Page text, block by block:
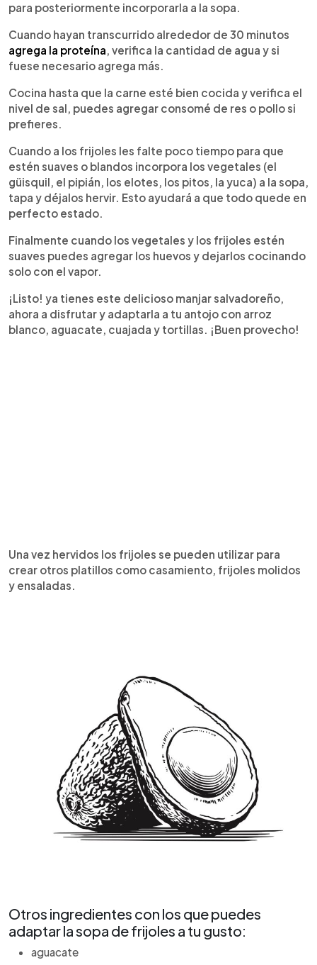
para posteriormente incorporarla a la sopa.
Cuando hayan transcurrido alrededor de 30 minutos
agrega la proteína, verifica la cantidad de agua y si
fuese necesario agrega más.
Cocina hasta que la carne esté bien cocida y verifica el
nivel de sal, puedes agregar consomé de res o pollo si
prefieres.
Cuando a los frijoles les falte poco tiempo para que
estén suaves o blandos incorpora los vegetales (el
güisquil, el pipián, los elotes, los pitos, la yuca) a la sopa,
tapa y déjalos hervir. Esto ayudará a que todo quede en
perfecto estado.
Finalmente cuando los vegetales y los frijoles estén
suaves puedes agregar los huevos y dejarlos cocinando
solo con el vapor.
¡Listo! ya tienes este delicioso manjar salvadoreño,
ahora a disfrutar y adaptarla a tu antojo con arroz
blanco, aguacate, cuajada y tortillas. ¡Buen provecho!
Una vez hervidos los frijoles se pueden utilizar para
crear otros platillos como casamiento, frijoles molidos
y ensaladas.
Otros ingredientes con los que puedes
adaptar la sopa de frijoles a tu gusto:
aguacate